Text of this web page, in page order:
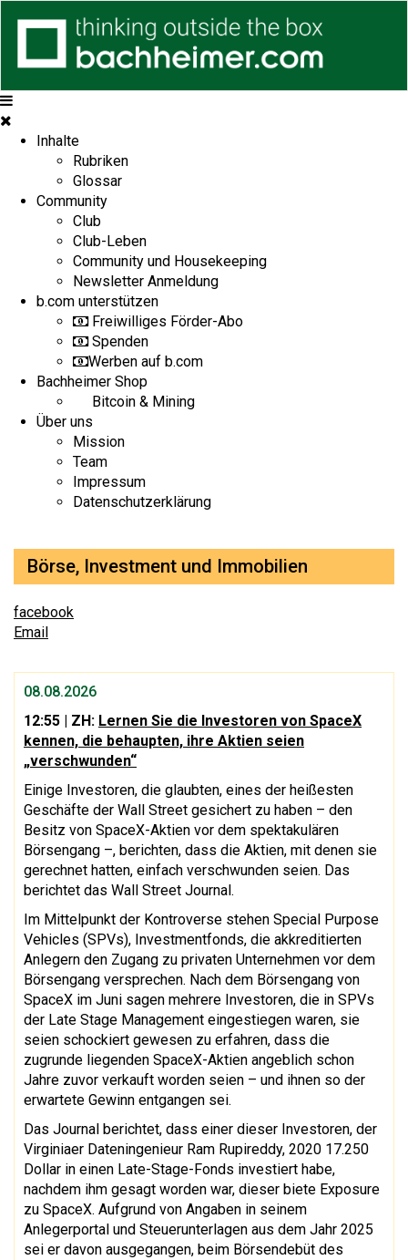
Inhalte
Rubriken
Glossar
Community
Club
Club-Leben
Community und Housekeeping
Newsletter Anmeldung
b.com unterstützen
Freiwilliges Förder-Abo
Spenden
Werben auf b.com
Bachheimer Shop
Bitcoin & Mining
Über uns
Mission
Team
Impressum
Datenschutzerklärung
Börse, Investment und Immobilien
facebook
Email
08.08.2026
12:55 | ZH: Lernen Sie die Investoren von SpaceX
kennen, die behaupten, ihre Aktien seien
„verschwunden“
Einige Investoren, die glaubten, eines der heißesten
Geschäfte der Wall Street gesichert zu haben – den
Besitz von SpaceX-Aktien vor dem spektakulären
Börsengang –, berichten, dass die Aktien, mit denen sie
gerechnet hatten, einfach verschwunden seien. Das
berichtet das Wall Street Journal.
Im Mittelpunkt der Kontroverse stehen Special Purpose
Vehicles (SPVs), Investmentfonds, die akkreditierten
Anlegern den Zugang zu privaten Unternehmen vor dem
Börsengang versprechen. Nach dem Börsengang von
SpaceX im Juni sagen mehrere Investoren, die in SPVs
der Late Stage Management eingestiegen waren, sie
seien schockiert gewesen zu erfahren, dass die
zugrunde liegenden SpaceX-Aktien angeblich schon
Jahre zuvor verkauft worden seien – und ihnen so der
erwartete Gewinn entgangen sei.
Das Journal berichtet, dass einer dieser Investoren, der
Virginiaer Dateningenieur Ram Rupireddy, 2020 17.250
Dollar in einen Late-Stage-Fonds investiert habe,
nachdem ihm gesagt worden war, dieser biete Exposure
zu SpaceX. Aufgrund von Angaben in seinem
Anlegerportal und Steuerunterlagen aus dem Jahr 2025
sei er davon ausgegangen, beim Börsendebüt des